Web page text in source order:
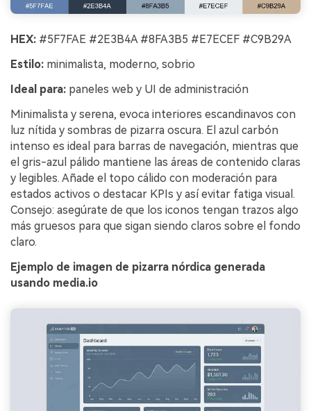
HEX: #5F7FAE #2E3B4A #8FA3B5 #E7ECEF #C9B29A
Estilo: minimalista, moderno, sobrio
Ideal para: paneles web y UI de administración
Minimalista y serena, evoca interiores escandinavos con
luz nítida y sombras de pizarra oscura. El azul carbón
intenso es ideal para barras de navegación, mientras que
el gris-azul pálido mantiene las áreas de contenido claras
y legibles. Añade el topo cálido con moderación para
estados activos o destacar KPIs y así evitar fatiga visual.
Consejo: asegúrate de que los iconos tengan trazos algo
más gruesos para que sigan siendo claros sobre el fondo
claro.
Ejemplo de imagen de pizarra nórdica generada
usando media.io